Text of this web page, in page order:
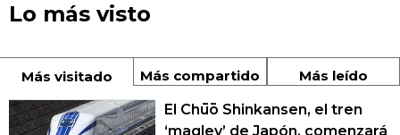
Lo más visto
Más visitado Más compartido Más leído
El Chūō Shinkansen, el tren
‘maglev’ de Japón, comenzará